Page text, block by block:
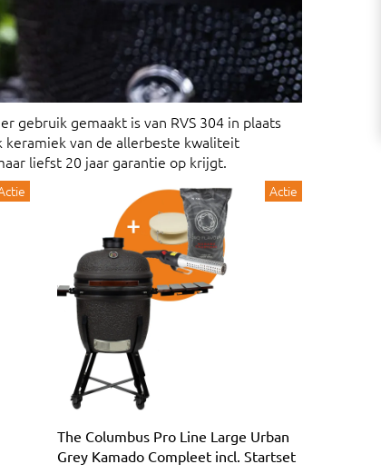
gebruik gemaakt is van RVS 304 in plaats
keramiek van de allerbeste kwaliteit
liefst 20 jaar garantie op krijgt.
Actie
The Columbus Pro Line Large Urban
Grey Kamado Compleet incl. Startset